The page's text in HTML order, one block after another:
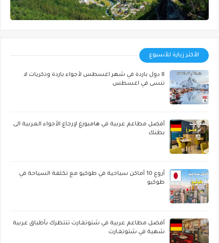
الأكثر زيارة للأسبوع
8 دول باردة في شهر اغسطس لأجواء باردة وذكريات لا
تنسى في اغسطس
أفضل مطاعم عربية في هامبورغ لإرجاع الأجواء العربية الى
بطنك
أروع 10 أماكن سياحية في طوكيو مع تكلفة السياحة في
طوكيو
أفضل مطاعم عربية في شتوتغارت تنتظرك بأطباق عربية
شهية في شتوتغارت